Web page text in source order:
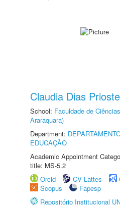
Claudia Dias Prioste
School: Faculdade de
Araraquara)
Department:
EDUCAÇÃO
Academic Appointment
title: MS-5.2
Orcid
CV Lattes
Scopus
Fapesp
Repositório Institucional